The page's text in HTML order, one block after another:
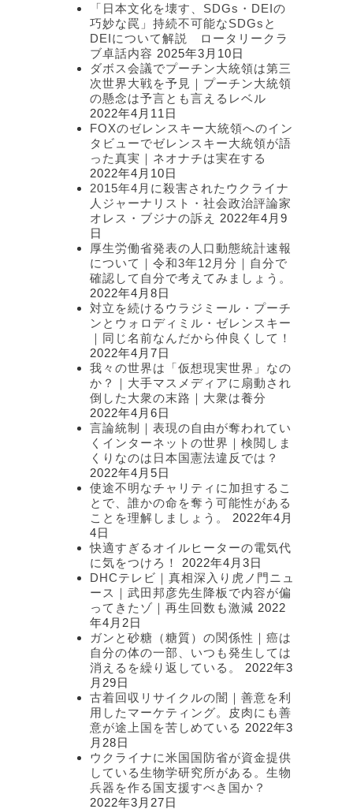
「日本文化を壊す、SDGs・DEIの
巧妙な罠」持続不可能なSDGsと
DEIについて解説 ロータリークラ
ブ卓話内容 2025年3月10日
ダボス会議でプーチン大統領は第三
次世界大戦を予見｜プーチン大統領
の懸念は予言とも言えるレベル
2022年4月11日
FOXのゼレンスキー大統領へのイン
タビューでゼレンスキー大統領が語
った真実｜ネオナチは実在する
2022年4月10日
2015年4月に殺害されたウクライナ
人ジャーナリスト・社会政治評論家
オレス・ブジナの訴え
2022年4月9
日
厚生労働省発表の人口動態統計速報
について｜令和3年12月分｜自分で
確認して自分で考えてみましょう。
2022年4月8日
対立を続けるウラジミール・プーチ
ンとウォロディミル・ゼレンスキー
｜同じ名前なんだから仲良くして！
2022年4月7日
我々の世界は「仮想現実世界」なの
か？｜大手マスメディアに扇動され
倒した大衆の末路｜大衆は養分
2022年4月6日
言論統制｜表現の自由が奪われてい
くインターネットの世界｜検閲しま
くりなのは日本国憲法違反では？
2022年4月5日
使途不明なチャリティに加担するこ
とで、誰かの命を奪う可能性がある
ことを理解しましょう。
2022年4月
4日
快適すぎるオイルヒーターの電気代
に気をつけろ！
2022年4月3日
DHCテレビ｜真相深入り虎ノ門ニュ
ース｜武田邦彦先生降板で内容が偏
ってきたゾ｜再生回数も激減 2022
年4月2日
ガンと砂糖（糖質）の関係性｜癌は
自分の体の一部、いつも発生しては
消えるを繰り返している。
2022年3
月29日
古着回収リサイクルの闇｜善意を利
用したマーケティング。皮肉にも善
意が途上国を苦しめている 2022年3
月28日
ウクライナに米国国防省が資金提供
している生物学研究所がある。生物
兵器を作る国支援すべき国か？
2022年3月27日